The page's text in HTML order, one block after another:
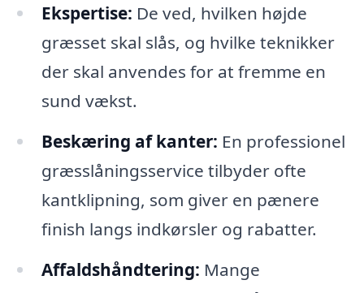
Ekspertise: De ved, hvilken højde
græsset skal slås, og hvilke teknikker
der skal anvendes for at fremme en
sund vækst.
Beskæring af kanter: En professionel
græsslåningsservice tilbyder ofte
kantklipning, som giver en pænere
finish langs indkørsler og rabatter.
Affaldshåndtering: Mange